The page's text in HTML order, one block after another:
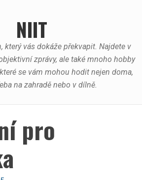
NIIT
který vás dokáže překvapit. Najdete v
zprávy, ale také mnoho hobby
se vám mohou hodit nejen doma,
na zahradě nebo v dílně.
pro